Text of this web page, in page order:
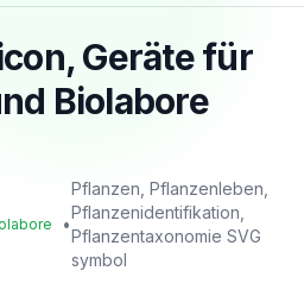
Geräte für
Biolabore
•
Pflanzen, Pflanzenleben,
Pflanzenidentifikation,
Pflanzentaxonomie SVG
symbol